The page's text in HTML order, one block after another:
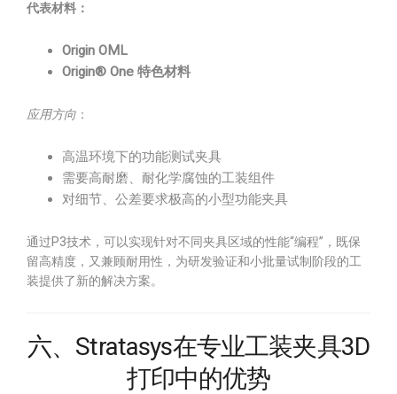
代表材料：
Origin OML
Origin® One 特色材料
应用方向 ：
高温环境下的功能测试夹具
需要高耐磨、耐化学腐蚀的工装组件
对细节、公差要求极高的小型功能夹具
通过P3技术，可以实现针对不同夹具区域的性能“编程”，既保
留高精度，又兼顾耐用性，为研发验证和小批量试制阶段的工
装提供了新的解决方案。
六、Stratasys在专业工装夹具3D
打印中的优势